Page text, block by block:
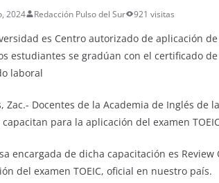
2024 Redacción Pulso del Sur 921 visitas
es Centro autorizado de aplicación
estudiantes se gradúan con el certificado
laboral
Zac.- Docentes de la Academia de Inglés de
capacitan para la aplicación del examen
encargada de dicha capacitación es
del examen TOEIC, oficial en nuestro país.